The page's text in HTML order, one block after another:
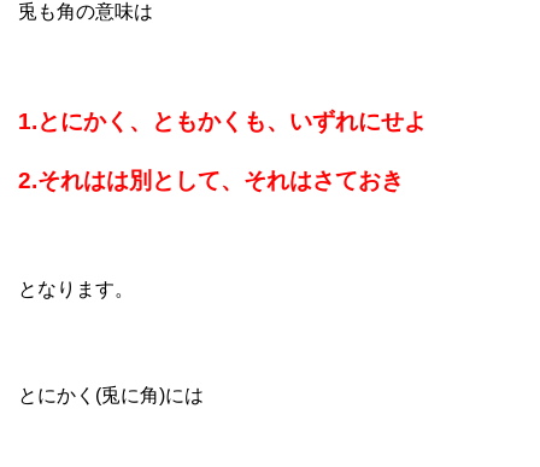
兎も角の意味は
1.とにかく、ともかくも、いずれにせよ
2.それはは別として、それはさておき
となります。
とにかく(兎に角)には